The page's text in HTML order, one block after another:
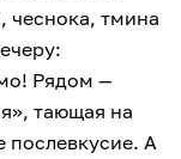
чеснока, тмина
Рядом —
тающая на
послевкусие. А